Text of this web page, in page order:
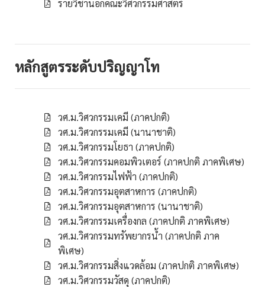
รายวิชานอกคณะวิศวกรรมศาสตร์
หลักสูตรระดับปริญญาโท
วศ.ม.วิศวกรรมเคมี (ภาคปกติ)
วศ.ม.วิศวกรรมเคมี (นานาชาติ)
วศ.ม.วิศวกรรมโยธา (ภาคปกติ)
วศ.ม.วิศวกรรมคอมพิวเตอร์ (ภาคปกติ ภาคพิเศษ)
วศ.ม.วิศวกรรมไฟฟ้า (ภาคปกติ)
วศ.ม.วิศวกรรมอุตสาหการ (ภาคปกติ)
วศ.ม.วิศวกรรมอุตสาหการ (นานาชาติ)
วศ.ม.วิศวกรรมเครื่องกล (ภาคปกติ ภาคพิเศษ)
วศ.ม.วิศวกรรมทรัพยากรน้ำ (ภาคปกติ ภาค
พิเศษ)
วศ.ม.วิศวกรรมสิ่งแวดล้อม (ภาคปกติ ภาคพิเศษ)
วศ.ม.วิศวกรรมวัสดุ (ภาคปกติ)